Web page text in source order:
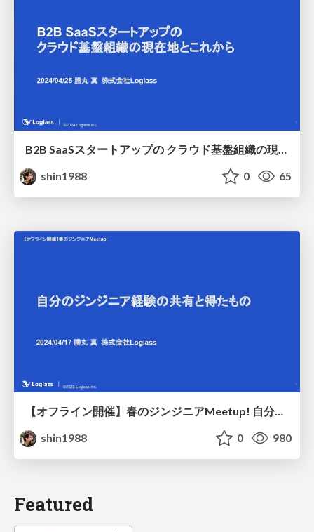
B2B SaaSスタートアップの クラウド基盤組織の現在地とこれから / Current Cloud Platform Team Location
shin1988
0 65
【オフライン開催】春のジンジニアMeetup! 自分のジンジニア経験の共有と得たもの / What I learned in my Jinjineer life
shin1988
0 980
Featured